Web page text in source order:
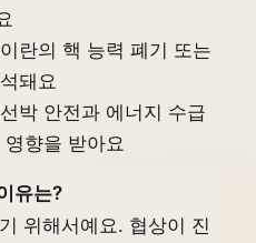
란의 핵 능력 폐기 또는
돼요
박 안전과 에너지 수급
향을 받아요
유는?
위해서예요. 협상이 진